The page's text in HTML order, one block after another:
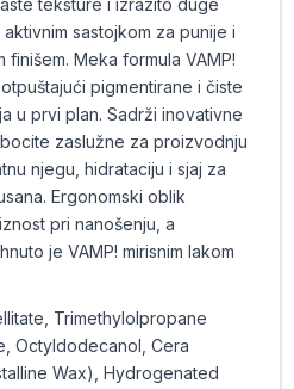
teksture i izrazito duge
sastojkom za punije i
Meka formula VAMP!
pigmentirane i čiste
u prvi plan. Sadrži inovativne
zaslužne za proizvodnju
njegu, hidrataciju i sjaj za
Ergonomski oblik
pri nanošenju, a
je VAMP! mirisnim lakom
Trimethylolpropane
Octyldodecanol, Cera
Wax), Hydrogenated